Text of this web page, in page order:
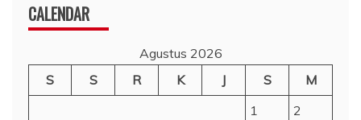
CALENDAR
Agustus 2026
S
S R K J S
M
1
2